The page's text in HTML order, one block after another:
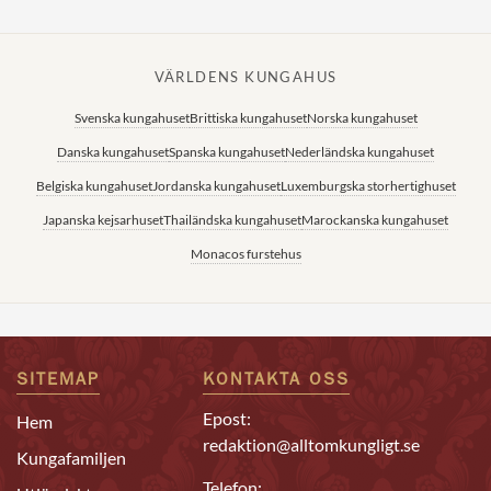
VÄRLDENS KUNGAHUS
Svenska kungahusetBrittiska kungahusetNorska kungahuset
Danska kungahusetSpanska kungahusetNederländska kungahuset
Belgiska kungahusetJordanska kungahusetLuxemburgska storhertighuset
Japanska kejsarhusetThailändska kungahusetMarockanska kungahuset
Monacos furstehus
SITEMAP
Hem
Kungafamiljen
KONTAKTA OSS
Epost:
redaktion@alltomkungligt.se